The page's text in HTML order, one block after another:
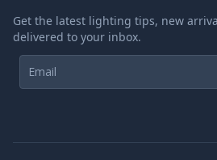
Get the latest lighting tips, new
delivered to your inbox.